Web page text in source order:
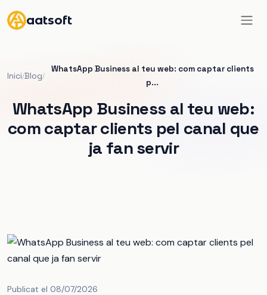
aatsoft
Inici/Blog/
WhatsApp Business al teu web: com captar clients
p...
WhatsApp Business al teu web:
com captar clients pel canal que
ja fan servir
Publicat el 08/07/2026